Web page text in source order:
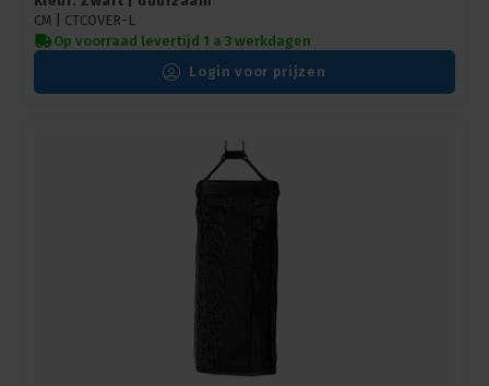
CM | CTCOVER-L
Op voorraad levertijd 1 a 3 werkdagen
Login voor prijzen